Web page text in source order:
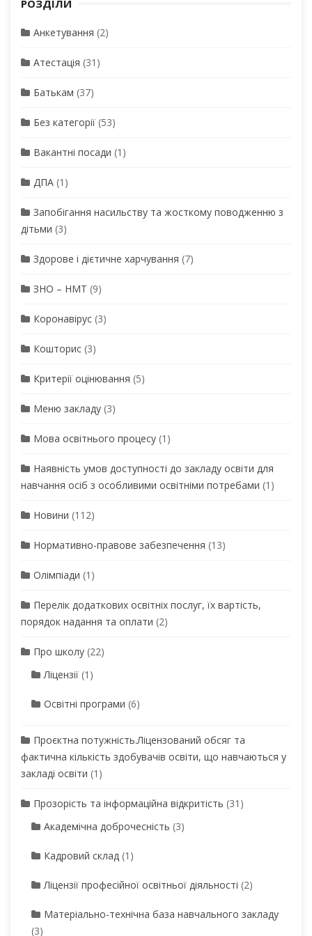
РОЗДІЛИ
Анкетування (2)
Атестація (31)
Батькам (37)
Без категорії (53)
Вакантні посади (1)
ДПА (1)
Запобігання насильству та жосткому поводженню з
дітьми (3)
Здорове і дієтичне харчування (7)
ЗНО – НМТ (9)
Коронавірус (3)
Кошторис (3)
Критерії оцінювання (5)
Меню закладу (3)
Мова освітнього процесу (1)
Наявність умов доступності до закладу освіти для
навчання осіб з особливими освітніми потребами (1)
Новини (112)
Нормативно-правове забезпечення (13)
Олімпіади (1)
Перелік додаткових освітніх послуг, їх вартість,
порядок надання та оплати (2)
Про школу (22)
Ліцензії (1)
Освітні програми (6)
Проєктна потужність.Ліцензований обсяг та
фактична кількість здобувачів освіти, що навчаються у
закладі освіти (1)
Прозорість та інформаційна відкритість (31)
Академічна доброчесність (3)
Кадровий склад (1)
Ліцензії професійної освітньої діяльності (2)
Матеріально-технічна база навчального закладу
(3)